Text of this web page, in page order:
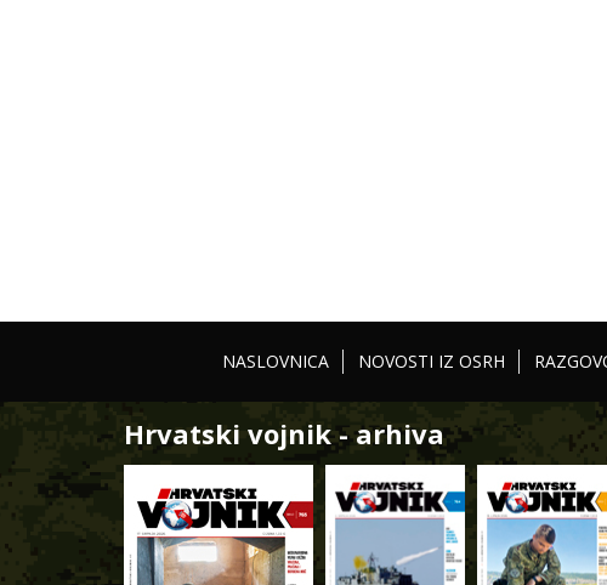
NASLOVNICA NOVOSTI IZ OSRH
Hrvatski vojnik - arhiva